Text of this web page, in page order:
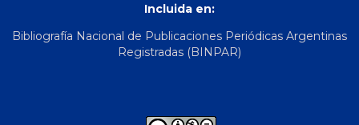
Incluida en:
Bibliografía Nacional de Publicaciones Periódicas Argentinas
Registradas (BINPAR)